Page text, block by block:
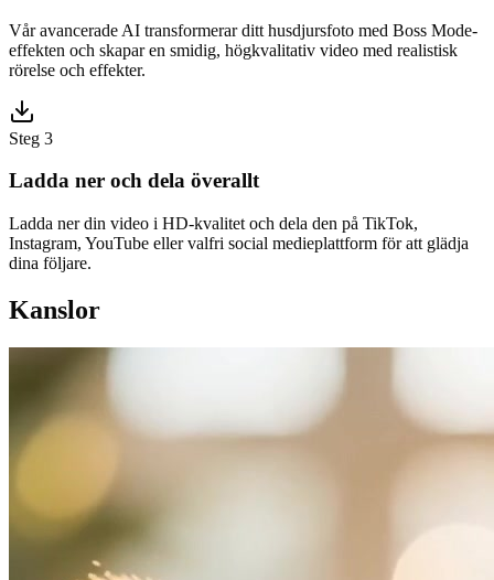
Vår avancerade AI transformerar ditt husdjursfoto med Boss Mode-
effekten och skapar en smidig, högkvalitativ video med realistisk
rörelse och effekter.
Steg 3
Ladda ner och dela överallt
Ladda ner din video i HD-kvalitet och dela den på TikTok,
Instagram, YouTube eller valfri social medieplattform för att glädja
dina följare.
Kanslor